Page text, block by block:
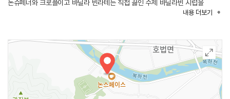
논슈페너와 크로플이고 바닐라 빈라테는 직접 끓인 수제 바닐라빈 시럽을
사용한다. 그밖에 다양한 음료와 케이크가 있다. 상설 개인전과 함께 작가와의
복합 문화 공간으로 자리 잡아가고 있는 곳이다. 관진산과 연결되어 있고, 호법
레포츠 공원이 있다. 7km 이내에 롯데 프리미엄아웃렛, 설봉공원, 복하천
내용 더보기